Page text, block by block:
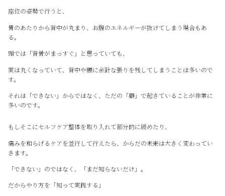
座位の姿勢で行うと、
胃のあたりから背中が丸まり、お腹のエネルギーが抜けてしまう場合もあ
る。
頭では「背骨がまっすぐ」と思っていても、
実は丸くなっていて、背中や腰に余計な張りを残してしまうことは多いので
す。
それは「できない」からではなく、ただの「癖」で起きていることが非常に
多いのです。
もしそこにセルフケア整体を取り入れて部分的に緩めたり、
痛みを和らげるケアを並行して行えたら、からだの未来は大きく変わってい
きます。
「できない」のではなく、「まだ知らないだけ」。
だからやり方を「知って実践する」